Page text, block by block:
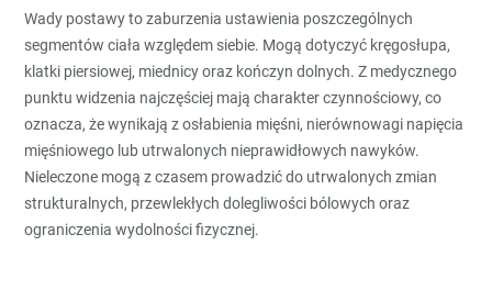
Wady postawy to zaburzenia ustawienia poszczególnych
segmentów ciała względem siebie. Mogą dotyczyć kręgosłupa,
klatki piersiowej, miednicy oraz kończyn dolnych. Z medycznego
punktu widzenia najczęściej mają charakter czynnościowy, co
oznacza, że wynikają z osłabienia mięśni, nierównowagi napięcia
mięśniowego lub utrwalonych nieprawidłowych nawyków.
Nieleczone mogą z czasem prowadzić do utrwalonych zmian
strukturalnych, przewlekłych dolegliwości bólowych oraz
ograniczenia wydolności fizycznej.